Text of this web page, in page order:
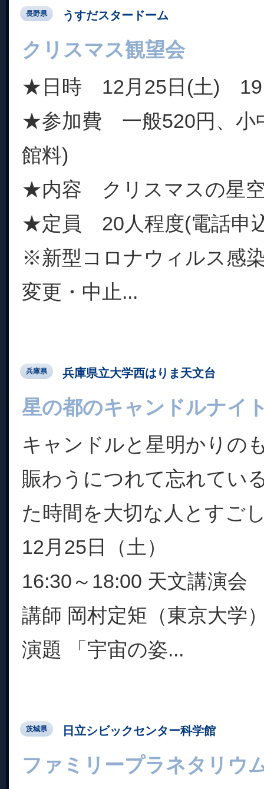
長野県 うすだスタードーム
クリスマス観望会
★日時 12月25日(土)
★参加費 一般520円、小
館料)
★内容 クリスマスの星
★定員 20人程度(電話申
※新型コロナウィルス感
変更・中止...
兵庫県 兵庫県立大学西はりま天文台
星の都のキャンドルナイ
キャンドルと星明かりの
賑わうにつれて忘れてい
た時間を大切な人とすご
12月25日（土）
16:30～18:00 天文講演会
講師 岡村定矩（東京大学
演題 「宇宙の姿...
茨城県 日立シビックセンター科学館
ファミリープラネタリウ